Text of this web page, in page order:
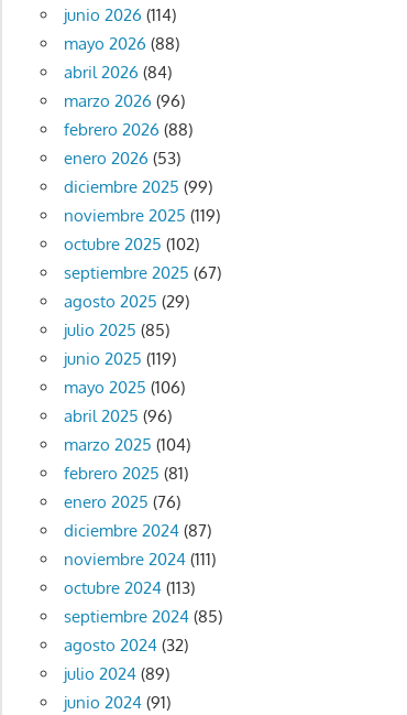
junio 2026 (114)
mayo 2026 (88)
abril 2026 (84)
marzo 2026 (96)
febrero 2026 (88)
enero 2026 (53)
diciembre 2025 (99)
noviembre 2025 (119)
octubre 2025 (102)
septiembre 2025 (67)
agosto 2025 (29)
julio 2025 (85)
junio 2025 (119)
mayo 2025 (106)
abril 2025 (96)
marzo 2025 (104)
febrero 2025 (81)
enero 2025 (76)
diciembre 2024(87)
noviembre 2024(111)
octubre 2024(113)
septiembre 2024(85)
agosto 2024(32)
julio 2024(89)
junio 2024(91)